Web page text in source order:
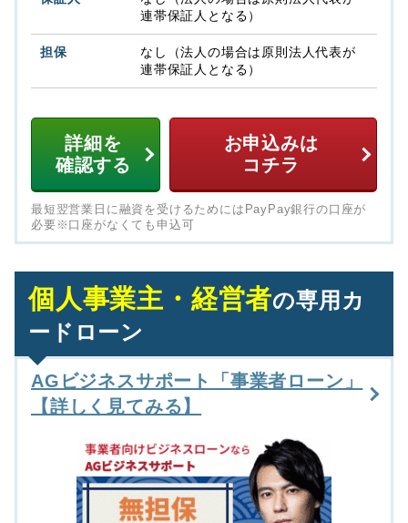
連帯保証人となる）
なし（法人の場合は原則法人代表が
連帯保証人となる）
詳細を
確認する
お申込みは
コチラ
最短翌営業日に融資を受けるためにはPayPay銀行の口座が
必要※口座がなくても申込可
個人事業主・経営者の専用カ
ードローン
AGビジネスサポート「事業者ローン」
【詳しく見てみる】